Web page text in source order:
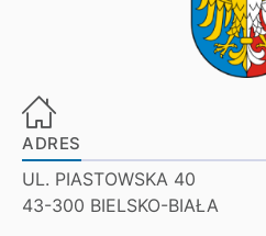
ADRES
UL. PIASTOWSKA 40
43-300 BIELSKO-BIAŁA